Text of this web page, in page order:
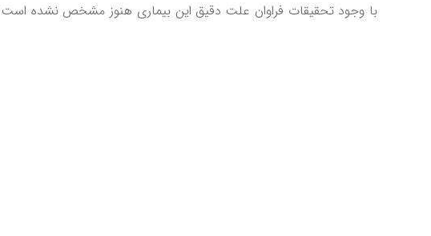
با وجود تحقيقات فراوان علت دقيق اين بيماری هنوز مشخص نشده است